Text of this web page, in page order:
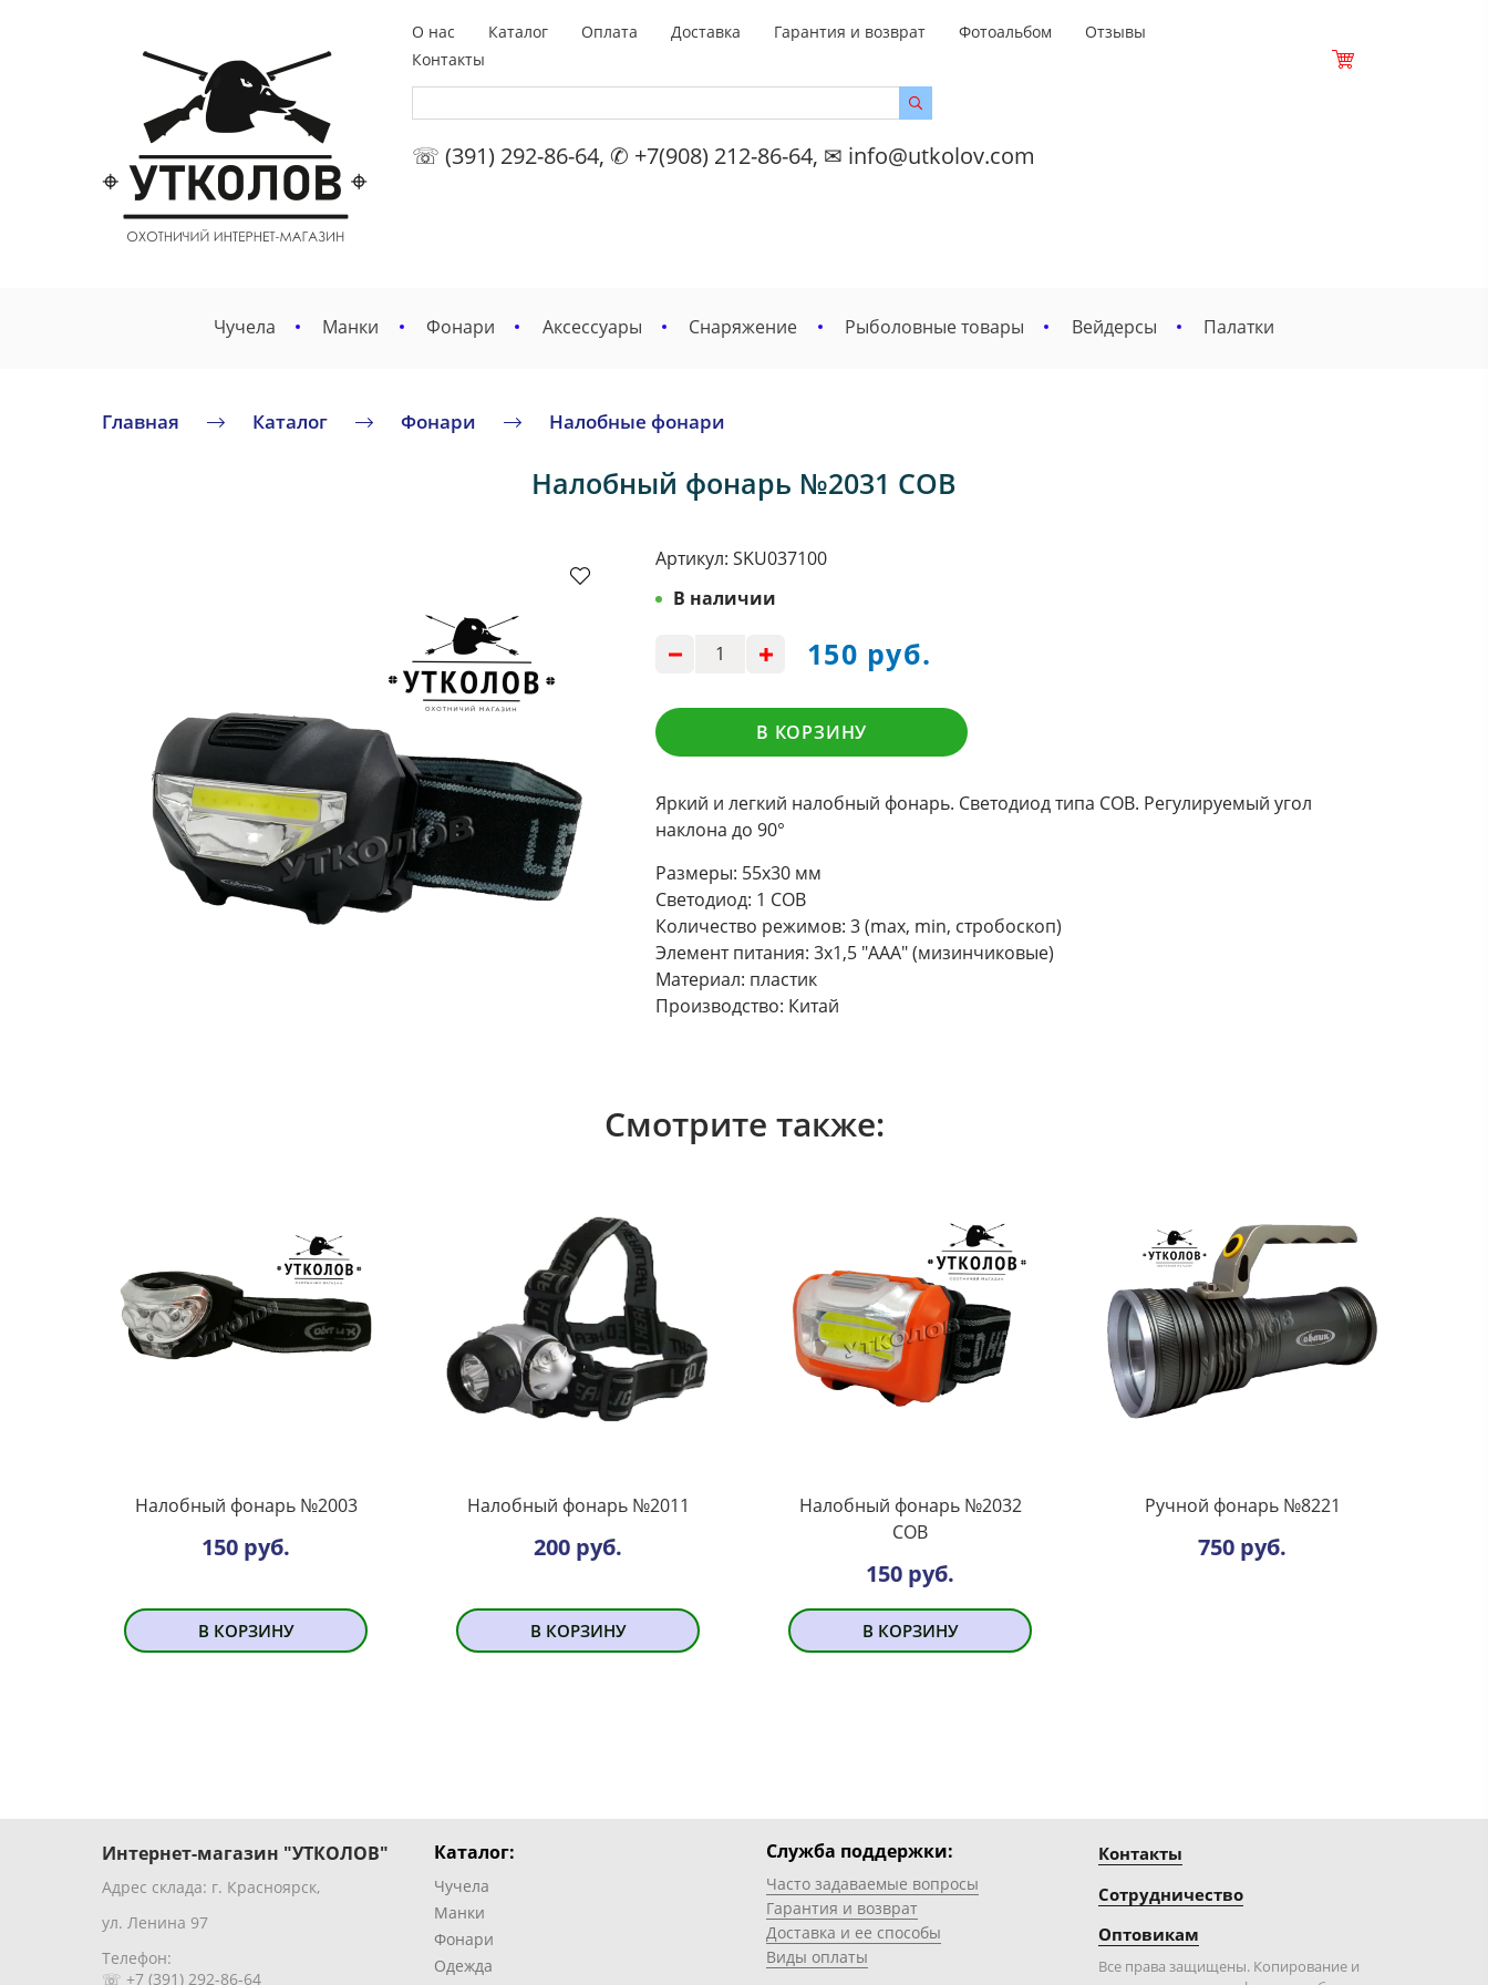
О нас Каталог Оплата Доставка Гарантия и возврат Фотоальбом
Отзывы
Контакты
☏ (391) 292-86-64, ✆ +7(908) 212-86-64, ✉ info@utkolov.com
Чучела Манки Фонари Аксессуары Снаряжение Рыболовные товары Вейдерсы Палатки
Главная Каталог Фонари Налобные фонари
Налобный фонарь №2031 COB
Артикул: SKU037100
В наличии
150 руб.
В КОРЗИНУ
Яркий и легкий налобный фонарь. Светодиод типа COB. Регулируемый угол
наклона до 90°
Размеры: 55х30 мм
Светодиод: 1 СОВ
Количество режимов: 3 (max, min, стробоскоп)
Элемент питания: 3х1,5 "ААА" (мизинчиковые)
Материал: пластик
Производство: Китай
Смотрите также:
Налобный фонарь №2003
150 руб.
В КОРЗИНУ
Налобный фонарь №2011
200 руб.
В КОРЗИНУ
Налобный фонарь №2032
COB
150 руб.
В КОРЗИНУ
Ручной фонарь №8221
750 руб.
Интернет-магазин "УТКОЛОВ"
Адрес склада: г. Красноярск,
ул. Ленина 97
Телефон:
☏ +7 (391) 292-86-64
Каталог:
Чучела
Манки
Фонари
Одежда
Служба поддержки:
Часто задаваемые вопросы
Гарантия и возврат
Доставка и ее способы
Виды оплаты
Контакты
Сотрудничество
Оптовикам
Все права защищены. Копирование и